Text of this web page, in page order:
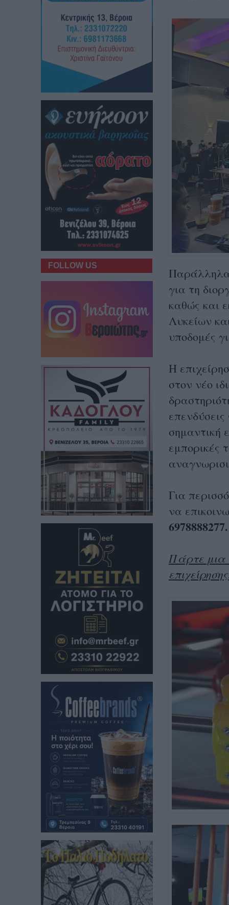
για τη
καθώς και
Λυκείων
υποδομές
Η
στον νέο
σημαντική
εμπορικές
Για
να
6978888277.
Πάρτε μια
FOLLOW US